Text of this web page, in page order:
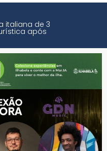
italiana de 3
após